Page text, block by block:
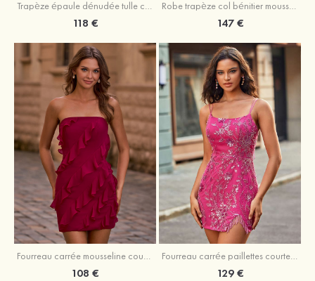
118 € 147 €
Fourreau carrée mousseline courte/mini robe de fête de la rentré avec volants
108 €
Fourreau carrée paillettes courte/mini robe de fête de la rentrée
129 €